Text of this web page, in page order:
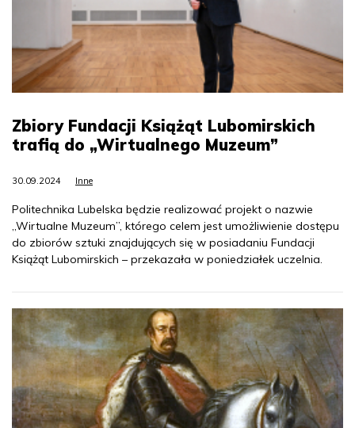
Zbiory Fundacji Książąt Lubomirskich
trafią do „Wirtualnego Muzeum”
30.09.2024 Inne
Politechnika Lubelska będzie realizować projekt o nazwie
„Wirtualne Muzeum”, którego celem jest umożliwienie dostępu
do zbiorów sztuki znajdujących się w posiadaniu Fundacji
Książąt Lubomirskich – przekazała w poniedziałek uczelnia.